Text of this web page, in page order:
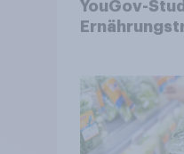
YouGov-